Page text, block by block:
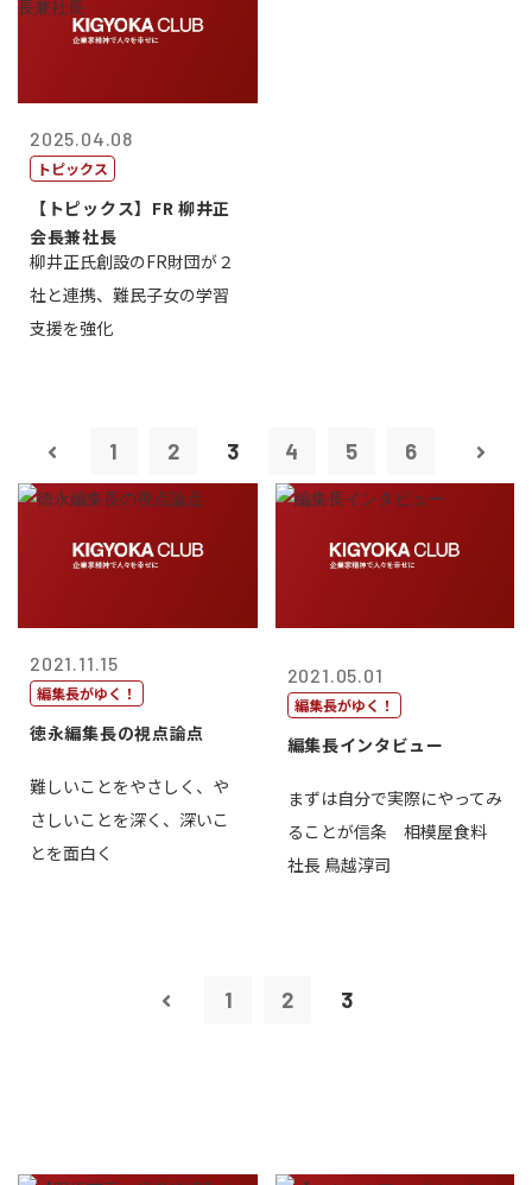
2025.04.08
トピックス
【トピックス】FR 柳井正
会長兼社長
柳井正氏創設のFR財団が２
社と連携、難民子女の学習
支援を強化
1 2 3 4 5 6
2021.11.15
編集長がゆく！
徳永編集長の視点論点
難しいことをやさしく、や
さしいことを深く、深いこ
とを面白く
2021.05.01
編集長がゆく！
編集長インタビュー
まずは自分で実際にやってみ
ることが信条 相模屋食料
社長 鳥越淳司
1 2 3